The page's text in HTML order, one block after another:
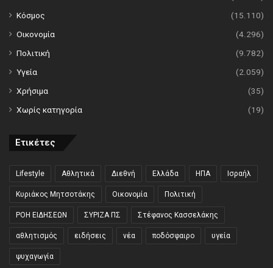
Κόσμος
(15.110)
Οικονομία
(4.296)
Πολιτική
(9.782)
Υγεία
(2.059)
Χρήσιμα
(35)
Χωρίς κατηγορία
(19)
Ετικέτες
Lifestyle Αθλητικά Διεθνή Ελλάδα ΗΠΑ Ισραήλ
Κυριάκος Μητσοτάκης Οικονομία Πολιτική
ΡΟΗ ΕΙΔΗΣΕΩΝ ΣΥΡΙΖΑ ΠΣ Στέφανος Κασσελάκης
αθλητισμός ειδήσεις νέα ποδόσφαιρο υγεία
ψυχαγωγία